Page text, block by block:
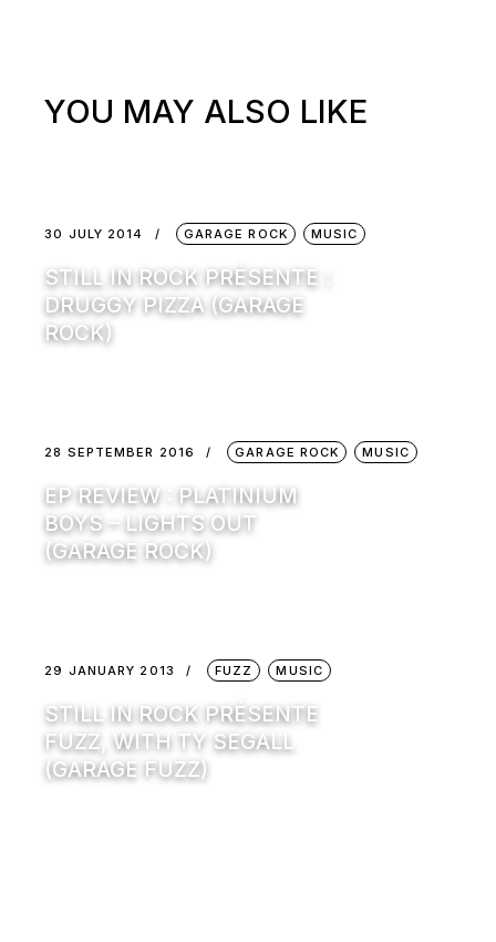
YOU MAY ALSO LIKE
30 JULY 2014 GARAGE ROCK MUSIC
STILL IN ROCK PRÉSENTE :
DRUGGY PIZZA (GARAGE
ROCK)
28 SEPTEMBER 2016 GARAGE ROCK MUSIC
EP REVIEW : PLATINIUM
BOYS – LIGHTS OUT
(GARAGE ROCK)
29 JANUARY 2013 FUZZ MUSIC
STILL IN ROCK PRÉSENTE
FUZZ, WITH TY SEGALL
(GARAGE FUZZ)